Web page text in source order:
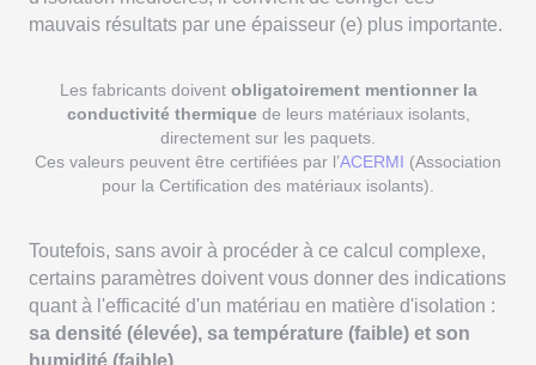
mauvais résultats par une épaisseur (e) plus importante.
Les fabricants doivent obligatoirement mentionner la
conductivité thermiquede leurs matériaux isolants,
directement sur les paquets.
Ces valeurs peuvent être certifiées par l’ACERMI (Association
pour la Certification des matériaux isolants).
Toutefois, sans avoir à procéder à ce calcul complexe,
certains paramètres doivent vous donner des indications
quant à l'efficacité d'un matériau en matière d'isolation :
sa densité (élevée), sa température (faible) et son
humidité (faible)